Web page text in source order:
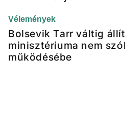
Vélemények
Bolsevik Tarr váltig
minisztériuma nem
működésébe